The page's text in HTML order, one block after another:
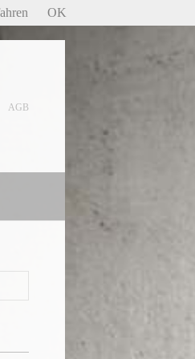
AGB
OK